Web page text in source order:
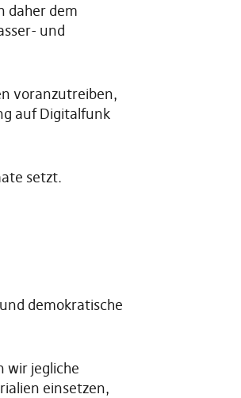
daher dem
und
voranzutreiben,
auf Digitalfunk
setzt.
demokratische
wir jegliche
einsetzen,